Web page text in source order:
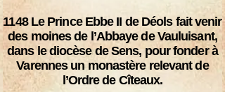
1148Le Prince Ebbe II de Déols fait venir
des moines de l’Abbaye de Vauluisant,
dans le diocèse de Sens, pour fonder à
Varennes un monastère relevant de
l’Ordre de Cîteaux.